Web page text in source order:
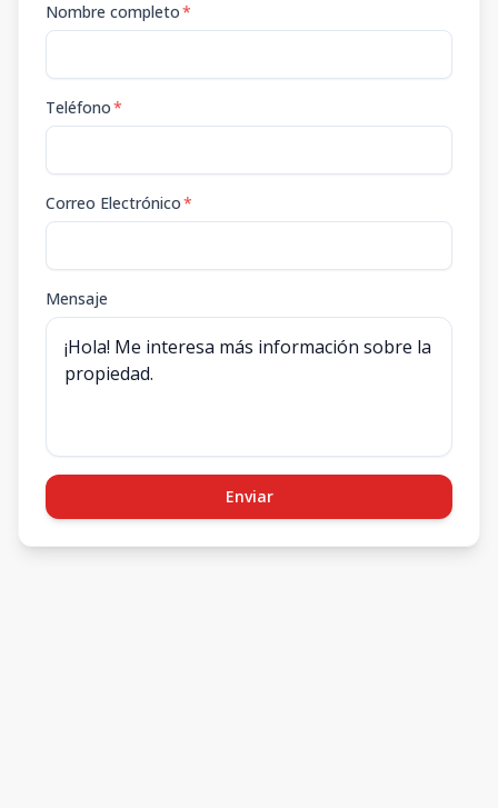
Nombre completo*
Teléfono*
Correo Electrónico*
Mensaje
Enviar